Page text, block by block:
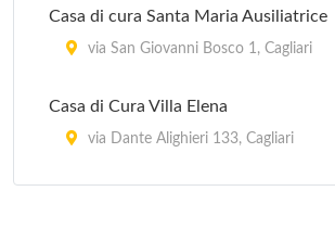
Casa di cura Santa Maria Ausiliatrice
via San Giovanni Bosco 1, Cagliari
Casa di Cura Villa Elena
via Dante Alighieri 133, Cagliari